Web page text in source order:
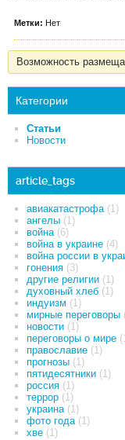
Метки: Нет
Возможность
Категории
Статьи
Новости
article_tags
авиакатастрофа(1)
ангелы (1)
война(6)
война в украине (4)
война россии в
гонения (3)
другие религии (1)
духовный хлеб (1)
индуизм (1)
мирные переговоры
новости (1)
переговоры о мире
православие (1)
прогнозы (1)
пятидесятники (1)
россия (1)
террор (1)
украина(1)
фото года(1)
хве (1)